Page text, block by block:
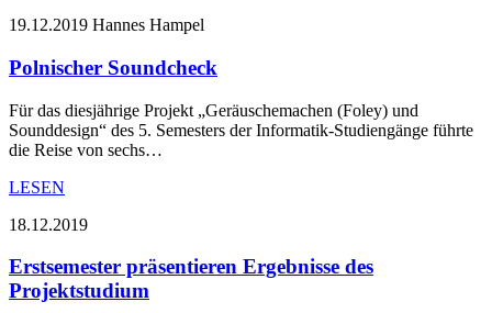
19.12.2019 Hannes Hampel
Polnischer Soundcheck
Für das diesjährige Projekt „Geräuschemachen (Foley) und
Sounddesign“ des 5. Semesters der Informatik-Studiengänge führte
die Reise von sechs…
LESEN
18.12.2019
Erstsemester präsentieren Ergebnisse des
Projektstudium